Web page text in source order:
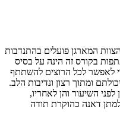
המארגן פועלים בהתנדבות
בקורס זה הינה על בסיס
לאפשר לכל הרוצים להשתתף
ומתוך רצון ונדיבות הלב.
השיעור והן לאחריו,
דאנה כהוקרת תודה